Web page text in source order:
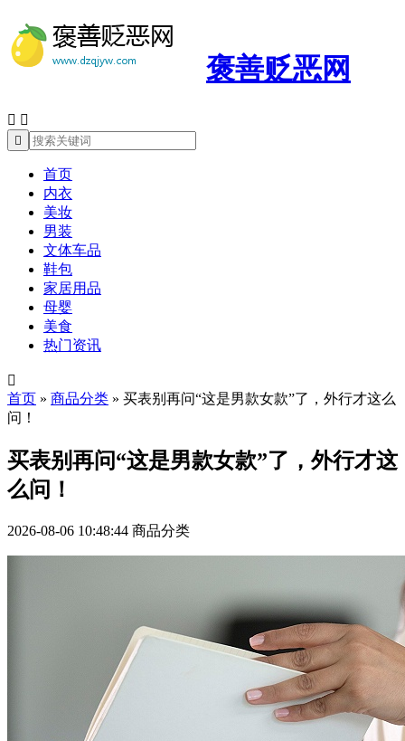
褒善贬恶网
 

首页
内衣
美妆
男装
文体车品
鞋包
家居用品
母婴
美食
热门资讯

首页 » 商品分类 » 买表别再问“这是男款女款”了，外行才这么
问！
买表别再问“这是男款女款”了，外行才这
么问！
2026-08-06 10:48:44 商品分类